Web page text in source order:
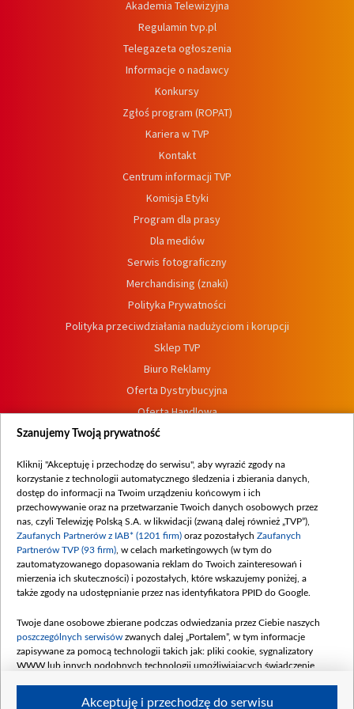
Akademia Telewizyjna
Regulamin tvp.pl
Telegazeta ogłoszenia
Informacje o nadawcy
Konkursy
Zgłoś program (ROPAT)
Kariera w TVP
Kontakt
Centrum informacji TVP
Komisja Etyki
Program dla prasy
Dla mediów
Serwis fotograficzny
Merchandising (znaki)
Polityka Prywatności
Polityka przeciwdziałania nadużyciom i korupcji
Sklep TVP
Biuro Reklamy
Oferta Dystrybucyjna
Oferta Handlowa
Dostępność
Procedura zgłoszeń wewnętrznych
Szanujemy Twoją prywatność
Kliknij "Akceptuję i przechodzę do serwisu", aby wyrazić zgody na
korzystanie z technologii automatycznego śledzenia i zbierania danych,
dostęp do informacji na Twoim urządzeniu końcowym i ich
przechowywanie oraz na przetwarzanie Twoich danych osobowych przez
nas, czyli Telewizję Polską S.A. w likwidacji (zwaną dalej również „TVP”),
Zaufanych Partnerów z IAB* (1201 firm) oraz pozostałych Zaufanych
Partnerów TVP (93 firm) , w celach marketingowych (w tym do
zautomatyzowanego dopasowania reklam do Twoich zainteresowań i
mierzenia ich skuteczności) i pozostałych, które wskazujemy poniżej, a
także zgody na udostępnianie przez nas identyfikatora PPID do Google.
Twoje dane osobowe zbierane podczas odwiedzania przez Ciebie naszych
poszczególnych serwisów zwanych dalej „Portalem”, w tym informacje
zapisywane za pomocą technologii takich jak: pliki cookie, sygnalizatory
WWW lub innych podobnych technologii umożliwiających świadczenie
Akceptuję i przechodzę do serwisu